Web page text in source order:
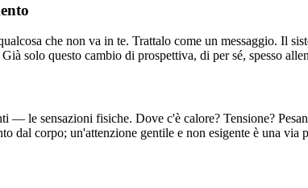
che non va in te. Trattalo come un messaggio. Il
solo questo cambio di prospettiva, di per sé, spesso
le sensazioni fisiche. Dove c'è calore? Tensione?
corpo; un'attenzione gentile e non esigente è una via